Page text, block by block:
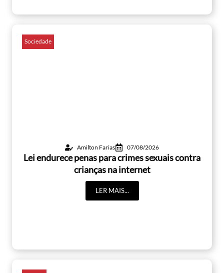
Sociedade
Amilton Farias 07/08/2026
Lei endurece penas para crimes sexuais contra
crianças na internet
LER MAIS...